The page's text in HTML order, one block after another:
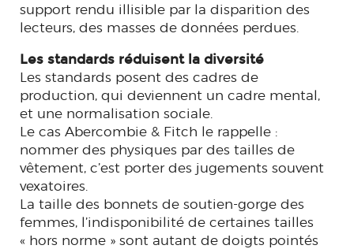
support rendu illisible par la disparition des
lecteurs, des masses de données perdues.
Les standards réduisent la diversité
Les standards posent des cadres de
production, qui deviennent un cadre mental,
et une normalisation sociale.
Le cas Abercombie & Fitch le rappelle :
nommer des physiques par des tailles de
vêtement, c’est porter des jugements souvent
vexatoires.
La taille des bonnets de soutien-gorge des
femmes, l’indisponibilité de certaines tailles
« hors norme » sont autant de doigts pointés